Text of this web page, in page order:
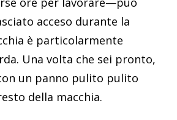
acceso durante la
è particolarmente
Una volta che sei pronto,
un panno pulito pulito
della macchia.